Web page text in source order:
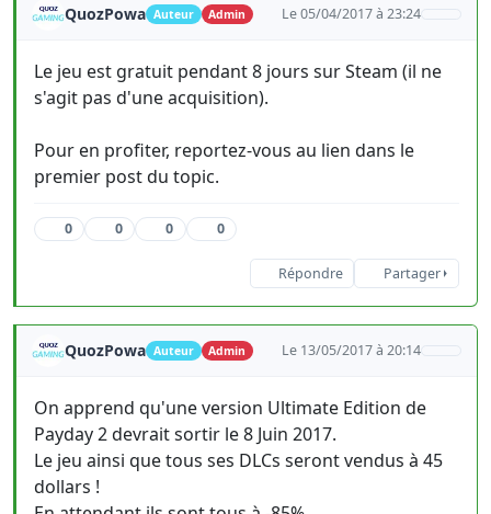
QuozPowa Auteur Admin Le 05/04/2017 à 23:24
Le jeu est gratuit pendant 8 jours sur Steam (il ne
s'agit pas d'une acquisition).
Pour en profiter, reportez-vous au lien dans le
premier post du topic.
0 0 0 0
Répondre Partager
QuozPowa Auteur Admin Le 13/05/2017 à 20:14
On apprend qu'une version Ultimate Edition de
Payday 2 devrait sortir le 8 Juin 2017.
Le jeu ainsi que tous ses DLCs seront vendus à 45
dollars !